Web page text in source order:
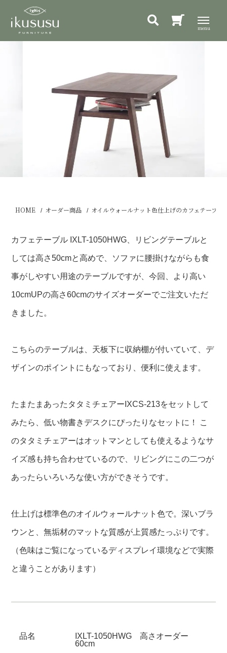
HOME オーダー商品 オイルウォールナット色仕上げのカフェテーブル
カフェテーブル IXLT-1050HWG、リビングテーブルと
しては高さ50cmと高めで、ソファに腰掛けながらも食
事がしやすい用途のテーブルですが、今回、より高い
10cmUPの高さ60cmのサイズオーダーでご注文いただ
きました。
こちらのテーブルは、天板下に収納棚が付いていて、デ
ザインのポイントにもなっており、便利に使えます。
たまたまあったタタミチェアーIXCS-213をセットして
みたら、低い物書きデスクにぴったりなセットに！ こ
のタタミチェアーはオットマンとしても使えるようなサ
イズ感も持ち合わせているので、リビングにこの二つが
あったらいろいろな使い方ができそうです。
仕上げは標準色のオイルウォールナット色で。深いブラ
ウンと、無垢材のマットな質感が上質感たっぷりです。
（色味はご覧になっているディスプレイ環境などで実際
と違うことがあります）
品名
IXLT-1050HWG 高さオーダー
60cm